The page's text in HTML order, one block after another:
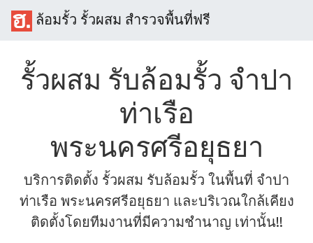
ล้อมรั้ว รั้วผสม สำรวจพื้นที่ฟรี
รั้วผสม รับล้อมรั้ว จำปา
ท่าเรือ
พระนครศรีอยุธยา
บริการติดตั้ง รั้วผสม รับล้อมรั้ว ในพื้นที่ จำปา
ท่าเรือ พระนครศรีอยุธยา และบริเวณใกล้เคียง
ติดตั้งโดยทีมงานที่มีความชำนาญ เท่านั้น!!